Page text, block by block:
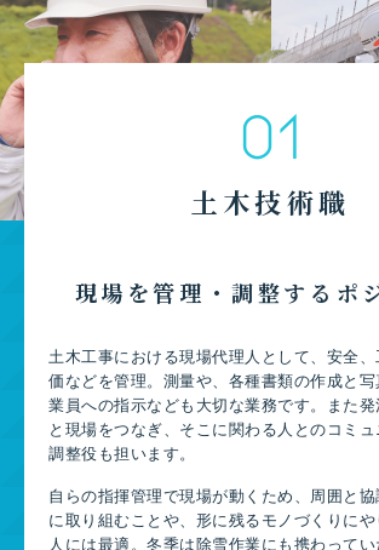
01
土木技術職
現場を管理・調整するポ
土木工事における現場代理人として、安全
価などを管理。測量や、各種書類の作成と
業員への指示なども大切な業務です。また
と現場をつなぎ、そこに関わる人とのコミ
調整役も担います。
自らの指揮管理で現場が動くため、周囲と
に取り組むことや、形に残るモノづくりに
人には最適。冬季は除雪作業にも携わってい